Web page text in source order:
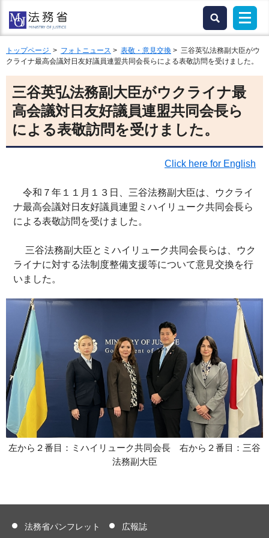
トップページ > フォトニュース > 表敬・意見交換 > 三谷英弘法務副大臣がウ
クライナ最高会議対日友好議員連盟共同会長らによる表敬訪問を受けました。
三谷英弘法務副大臣がウクライナ最
高会議対日友好議員連盟共同会長ら
による表敬訪問を受けました。
Click here for English
令和７年１１月１３日、三谷法務副大臣は、ウクライ
ナ最高会議対日友好議員連盟ミハイリューク共同会長ら
による表敬訪問を受けました。
三谷法務副大臣とミハイリューク共同会長らは、ウク
ライナに対する法制度整備支援等について意見交換を行
いました。
左から２番目：ミハイリューク共同会長 右から２番目：三谷
法務副大臣
法務省パンフレット 広報誌